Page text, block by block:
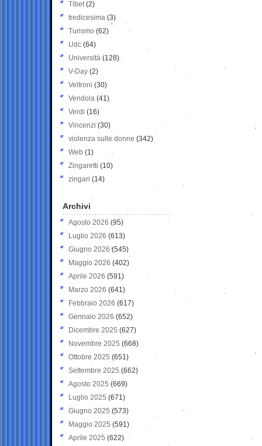
Tibet(2)
tredicesima (3)
Turismo (62)
Udc (64)
Università (128)
V-Day (2)
Veltroni (30)
Vendola (41)
Verdi (16)
Vincenzi (30)
violenza sulle donne (342)
Web (1)
Zingaretti (10)
zingari (14)
Archivi
Agosto 2026 (95)
Luglio 2026 (613)
Giugno 2026 (545)
Maggio 2026 (402)
Aprile 2026 (591)
Marzo 2026 (641)
Febbraio 2026 (617)
Gennaio 2026 (652)
Dicembre 2025 (627)
Novembre 2025 (668)
Ottobre 2025 (651)
Settembre 2025 (662)
Agosto 2025 (669)
Luglio 2025 (671)
Giugno 2025 (573)
Maggio 2025 (591)
Aprile 2025 (622)